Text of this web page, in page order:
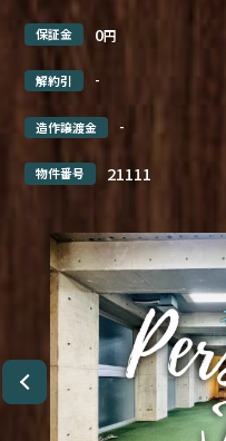
保証金 0円
解約引 -
造作譲渡金 -
物件番号 21111